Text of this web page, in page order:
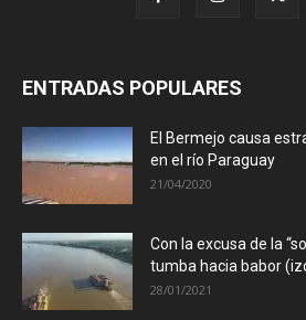
ENTRADAS POPULARES
El Bermejo causa
en el río Paraguay
21/04/2020
Con la excusa de la
tumba hacia babor
28/01/2021